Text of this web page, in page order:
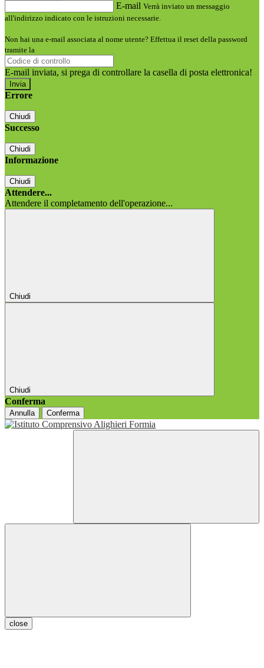
E-mail Verrà inviato un messaggio
all'indirizzo indicato con le istruzioni necessarie.
Non hai una e-mail associata al nome utente? Effettua il reset della password
tramite la
E-mail inviata, si prega di controllare la casella di posta elettronica!
Errore
Chiudi
Successo
Chiudi
Informazione
Chiudi
Attendere...
Attendere il completamento dell'operazione...
Chiudi
Chiudi
Conferma
Annulla Conferma
close